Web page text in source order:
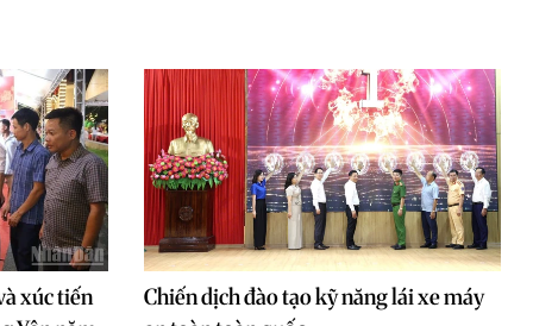
xúc tiến
Chiến dịch đào tạo kỹ năng lái xe máy